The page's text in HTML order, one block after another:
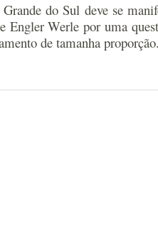
do Sul deve se
Werle por uma
de tamanha proporção.